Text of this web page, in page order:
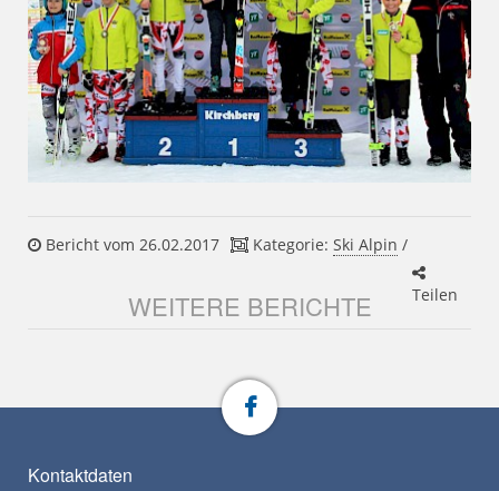
Bericht vom 26.02.2017 Kategorie: Ski Alpin /
Teilen
WEITERE BERICHTE
Kontaktdaten